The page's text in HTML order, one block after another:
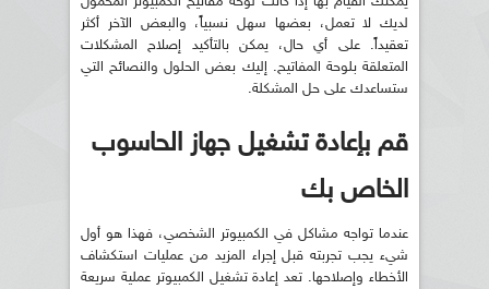
لديك لا تعمل، بعضها سهل نسبياً، والبعض الآخر أكثر
تعقيداً. على أي حال، يمكن بالتأكيد إصلاح المشكلات
المتعلقة بلوحة المفاتيح. إليك بعض الحلول والنصائح التي
ستساعدك على حل المشكلة.
قم بإعادة تشغيل جهاز الحاسوب
الخاص بك
عندما تواجه مشاكل في الكمبيوتر الشخصي، فهذا هو أول
شيء يجب تجربته قبل إجراء المزيد من عمليات استكشاف
الأخطاء وإصلاحها. تعد إعادة تشغيل الكمبيوتر عملية سريعة